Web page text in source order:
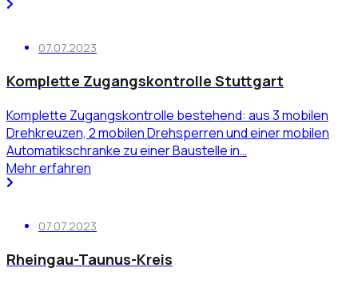
07.07.2023
Komplette Zugangskontrolle Stuttgart
Komplette Zugangskontrolle bestehend: aus 3 mobilen
Drehkreuzen, 2 mobilen Drehsperren und einer mobilen
Automatikschranke zu einer Baustelle in…
Mehr erfahren
07.07.2023
Rheingau-Taunus-Kreis